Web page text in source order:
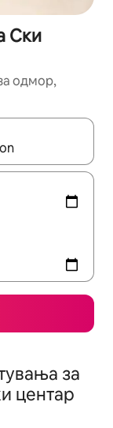
Ски
одмор,
со копчињата
за
центар